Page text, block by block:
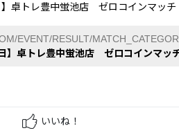
卓トレ豊中蛍池店 ゼロコインマッチ
EVENT/RESULT/
】卓トレ豊中蛍池店 ゼロコインマッ
いいね！